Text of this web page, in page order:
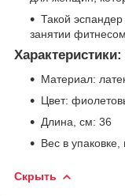
Такой
занятии фитнесом.
Характеристики:
Материал:
Цвет:
Длина, см: 36
Вес в упаковке,
Скрыть